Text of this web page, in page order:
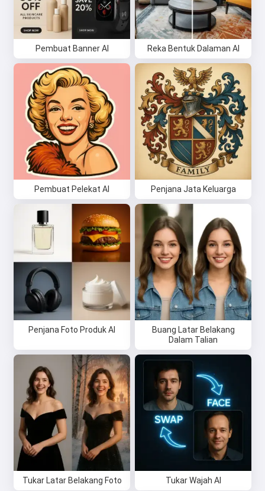
Pembuat Banner AI Reka Bentuk Dalaman AI
Pembuat Pelekat AI Penjana Jata Keluarga
Penjana Foto Produk AI
Buang Latar Belakang
Dalam Talian
Tukar Latar Belakang Foto Tukar Wajah AI
Hai 👋
Saya boleh mencipta lagu, menulis
puisi dan ucapan tahniah 🥰
Cuba secara percuma
Saya menerima: Syarat Perkhidmatan,
Dasar Bayaran Balik